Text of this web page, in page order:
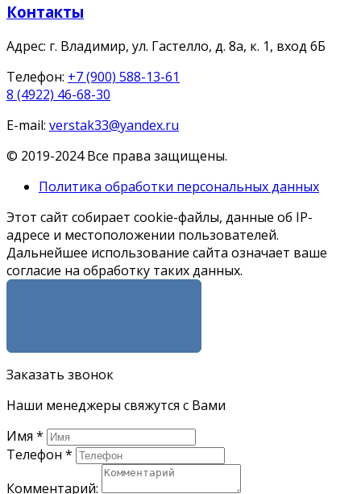
Контакты
Адрес: г. Владимир, ул. Гастелло, д. 8а, к. 1, вход 6Б
Телефон: +7 (900) 588-13-61
8 (4922) 46-68-30
E-mail: verstak33@yandex.ru
© 2019-2024 Все права защищены.
Политика обработки персональных данных
Этот сайт собирает cookie-файлы, данные об IP-
адресе и местоположении пользователей.
Дальнейшее использование сайта означает ваше
согласие на обработку таких данных.
Заказать звонок
Наши менеджеры свяжутся с Вами
Имя *
Телефон *
Комментарий: